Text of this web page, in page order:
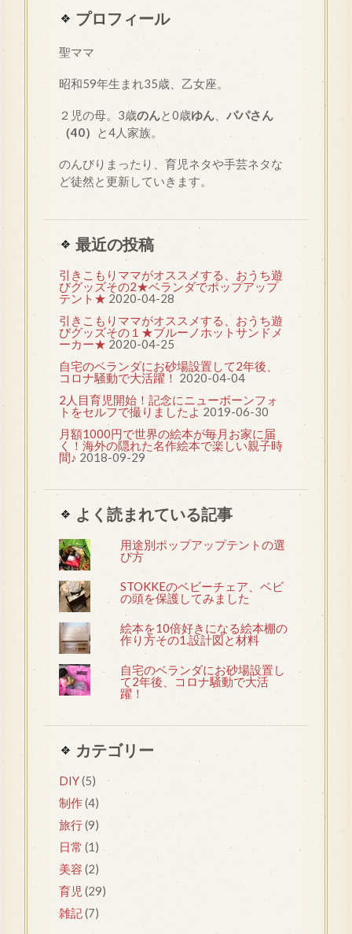
プロフィール
聖ママ
昭和59年生まれ35歳、乙女座。
２児の母。3歳のんと0歳ゆん
パパさん
（40）
と4人家族。
のんびりまったり、育児ネタや手芸ネタな
ど徒然と更新していきます。
最近の投稿
引きこもりママがオススメする、おうち遊
びグッズその2★ベランダでポップアップ
テント★ 2020-04-28
引きこもりママがオススメする、おうち遊
びグッズその１★ブルーノホットサンドメ
ーカー★ 2020-04-25
自宅のベランダにお砂場設置して2年後、
コロナ騒動で大活躍！ 2020-04-04
2人目育児開始！記念にニューボーンフォ
トをセルフで撮りましたよ 2019-06-30
月額1000円で世界の絵本が毎月お家に届
く！海外の隠れた名作絵本で楽しい親子時
間♪ 2018-09-29
よく読まれている記事
用途別ポップアップテントの選
び方
STOKKEのベビーチェア、ベビ
の頭を保護してみました
絵本を10倍好きになる絵本棚の
作り方その1.設計図と材料
自宅のベランダにお砂場設置し
て2年後、コロナ騒動で大活
躍！
カテゴリー
DIY(5)
制作(4)
旅行(9)
日常 (1)
美容 (2)
育児 (29)
雑記(7)